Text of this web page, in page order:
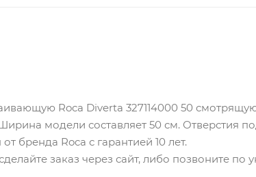
Roca Diverta 327114000 50
модели составляет 50 см. Отверстия
бренда Roca с гарантией 10 лет.
заказ через сайт, либо позвоните